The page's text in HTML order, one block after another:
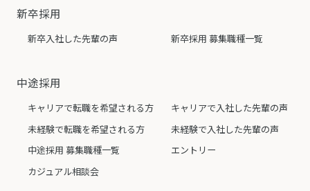
新卒採用
新卒入社した先輩の声 新卒採用 募集職種一覧
中途採用
キャリアで転職を希望される方
キャリアで入社した先輩の声
未経験で転職を希望される方
未経験で入社した先輩の声
中途採用 募集職種一覧
エントリー
カジュアル相談会